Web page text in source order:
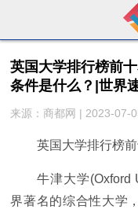
英国大学排行榜前
条件是什么？|世界
来源：商都网 | 2023-07-
英国大学排行榜
牛津大学(Oxford
界著名的综合性大学